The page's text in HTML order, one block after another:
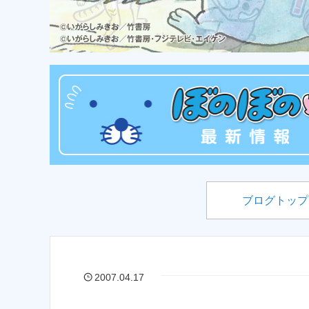
ブログトップ
2007.04.17